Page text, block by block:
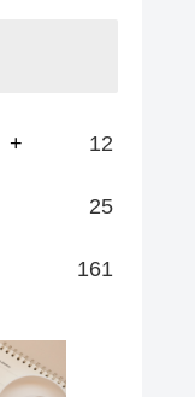
+ 12
25
161